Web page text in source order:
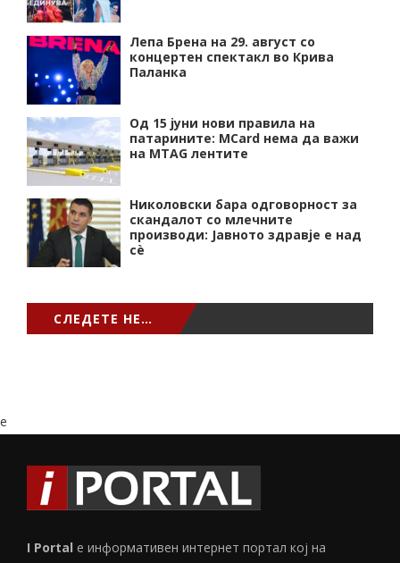
Лепа Брена на 29. август со
концертен спектакл во Крива
Паланка
Од 15 јуни нови правила на
патарините: MCard нема да важи
на MTAG лентите
Николовски бара одговорност за
скандалот со млечните
производи: Јавното здравје е над
сѐ
СЛЕДЕТЕ НЕ…
e
I Portal е информативен интернет портал кој на